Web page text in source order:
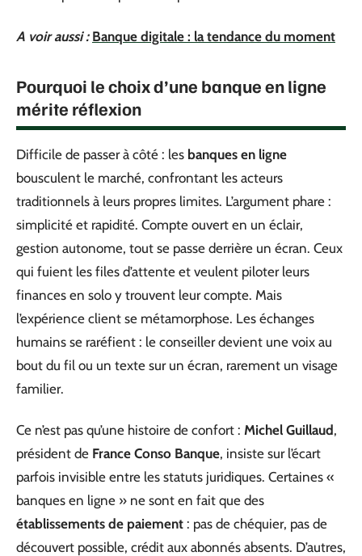
A voir aussi : Banque digitale : la tendance du moment
Pourquoi le choix d’une banque en ligne
mérite réflexion
Difficile de passer à côté : les banques en ligne
bousculent le marché, confrontant les acteurs
traditionnels à leurs propres limites. L’argument phare :
simplicité et rapidité. Compte ouvert en un éclair,
gestion autonome, tout se passe derrière un écran. Ceux
qui fuient les files d’attente et veulent piloter leurs
finances en solo y trouvent leur compte. Mais
l’expérience client se métamorphose. Les échanges
humains se raréfient : le conseiller devient une voix au
bout du fil ou un texte sur un écran, rarement un visage
familier.
Ce n’est pas qu’une histoire de confort : Michel Guillaud,
président de France Conso Banque, insiste sur l’écart
parfois invisible entre les statuts juridiques. Certaines «
banques en ligne » ne sont en fait que des
établissements de paiement : pas de chéquier, pas de
découvert possible, crédit aux abonnés absents. D’autres,